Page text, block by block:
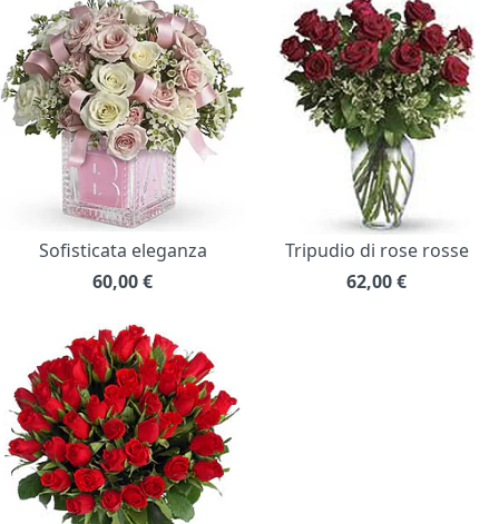
Sofisticata eleganza
60,00€
Tripudio di rose rosse
62,00€